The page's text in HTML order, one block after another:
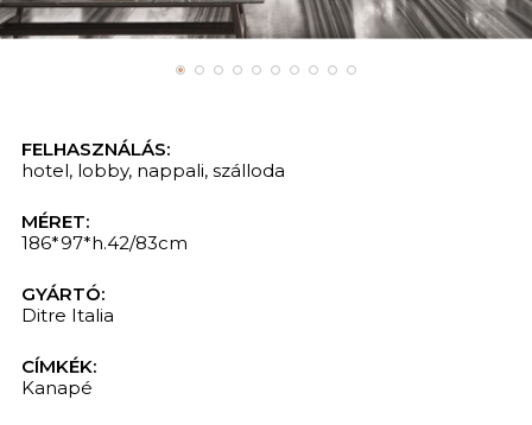
FELHASZNÁLÁS:
hotel, lobby, nappali, szálloda
MÉRET:
186*97*h.42/83cm
GYÁRTÓ:
Ditre Italia
CÍMKÉK:
Kanapé